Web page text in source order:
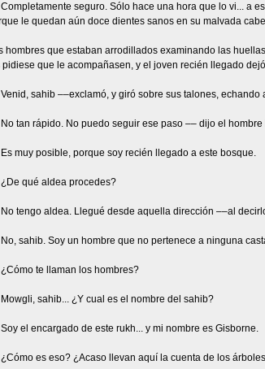
seguro. Sólo hace una hora que lo vi... a
le quedan aún doce dientes sanos en su malvada
hombres que estaban arrodillados examinando las
pidiese que le acompañasen, y el joven recién llegado
sahib ––exclamó, y giró sobre sus talones,
tan rápido. No puedo seguir ese paso –– dijo el
muy posible, porque soy recién llegado a este bosque.
qué aldea procedes?
tengo aldea. Llegué desde aquella dirección ––al
sahib. Soy un hombre que no pertenece a ninguna
te llaman los hombres?
sahib... ¿Y cual es el nombre del sahib?
el encargado de este rukh... y mi nombre es Gisborne.
es eso? ¿Acaso llevan aquí la cuenta de los